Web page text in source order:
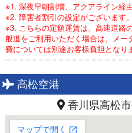
※1. 深夜早朝割増、アクアライン経
※2. 障害者割引の設定がございます。
※3. こちらの定額運賃は、高速道路
般道をご利用いただく場合は、メ
費については別途お客様負担となり
高松空港
香川県高松